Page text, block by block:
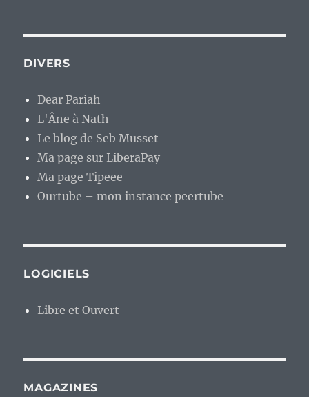
DIVERS
Dear Pariah
L'Âne à Nath
Le blog de Seb Musset
Ma page sur LiberaPay
Ma page Tipeee
Ourtube – mon instance peertube
LOGICIELS
Libre et Ouvert
MAGAZINES